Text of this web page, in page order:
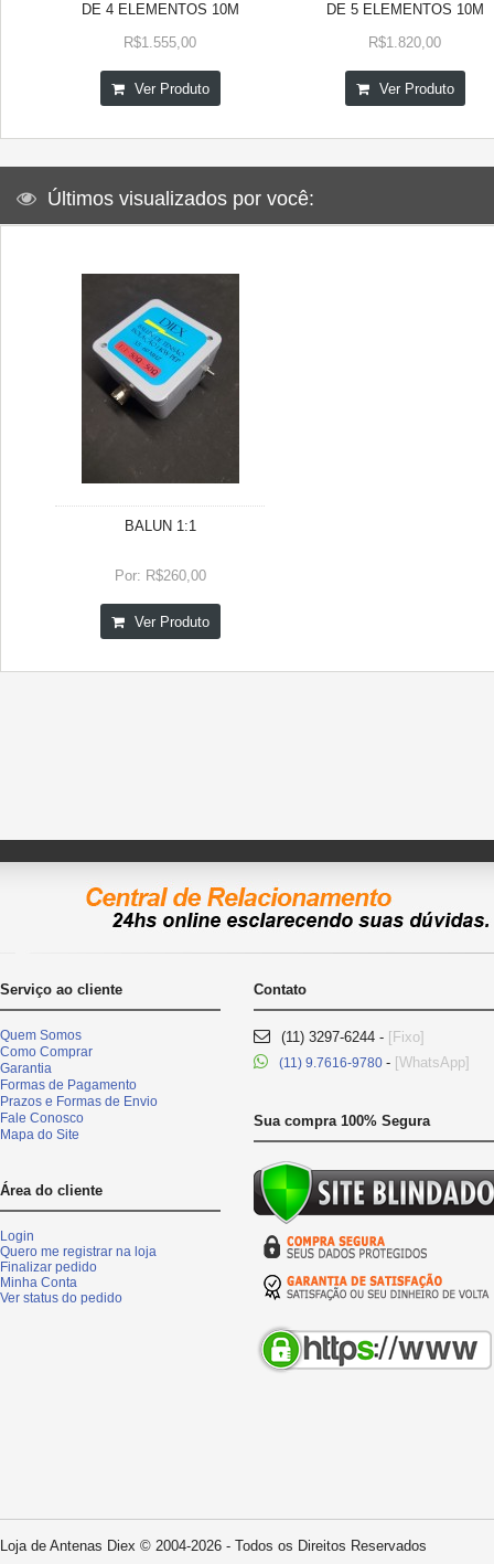
DE 4 ELEMENTOS 10M
R$1.555,00
Ver Produto
DE 5 ELEMENTOS 10M
R$1.820,00
Ver Produto
Últimos visualizados por você:
BALUN 1:1
Por: R$260,00
Ver Produto
Serviço ao cliente
Quem Somos
Como Comprar
Garantia
Formas de Pagamento
Prazos e Formas de Envio
Fale Conosco
Mapa do Site
Área do cliente
Login
Quero me registrar na loja
Finalizar pedido
Minha Conta
Ver status do pedido
Contato
(11) 3297-6244 - [Fixo]
(11) 9.7616-9780 - [WhatsApp]
Sua compra 100% Segura
Loja de Antenas Diex © 2004-2026 - Todos os Direitos Reservados